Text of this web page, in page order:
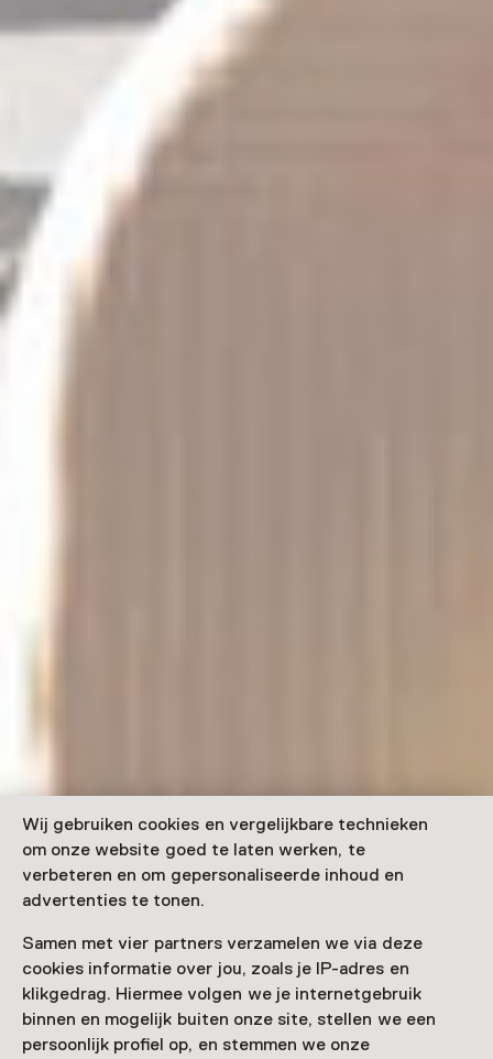
Wij gebruiken cookies en vergelijkbare technieken
om onze website goed te laten werken, te
verbeteren en om gepersonaliseerde inhoud en
advertenties te tonen.
Samen met vier partners verzamelen we via deze
cookies informatie over jou, zoals je IP-adres en
klikgedrag. Hiermee volgen we je internetgebruik
binnen en mogelijk buiten onze site, stellen we een
persoonlijk profiel op, en stemmen we onze